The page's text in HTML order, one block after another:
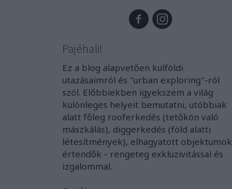
Pajéhali!
Ez a blog alapvetően külföldi
utazásaimról és "urban exploring"-ról
szól. Előbbiekben igyekszem a világ
különleges helyeit bemutatni, utóbbiak
alatt főleg rooferkedés (tetőkön való
mászkálás), diggerkedés (föld alatti
létesítmények), elhagyatott objektumok
értendők - rengeteg exkluzivitással és
izgalommal.